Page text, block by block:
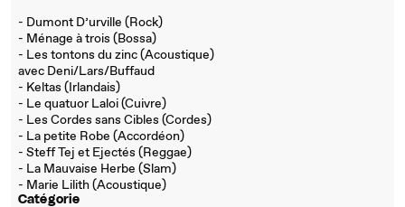
- Dumont D’urville (Rock)
- Ménage à trois (Bossa)
- Les tontons du zinc (Acoustique)
avec Deni/Lars/Buffaud
- Keltas (Irlandais)
- Le quatuor Laloi (Cuivre)
- Les Cordes sans Cibles (Cordes)
- La petite Robe (Accordéon)
- Steff Tej et Ejectés (Reggae)
- La Mauvaise Herbe (Slam)
- Marie Lilith (Acoustique)
Catégorie